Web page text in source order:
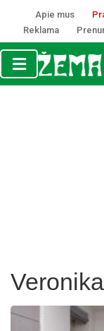
Apie mus
Reklama